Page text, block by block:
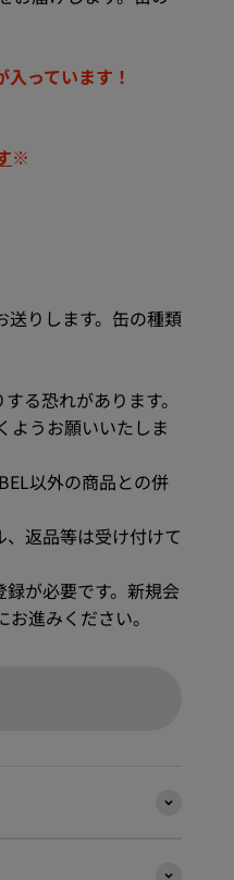
っています！
※
りします。缶の種類
る恐れがあります。
ようお願いいたしま
以外の商品との併
返品等は受け付けて
録が必要です。新規会
進みください。